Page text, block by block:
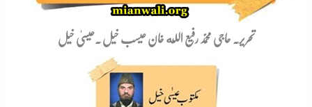
تحریر۔ حاجی محمّد رفیع اللّه خان عیسب خیل ۔عیسیٰ خیل